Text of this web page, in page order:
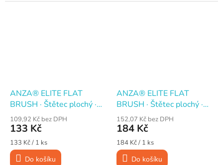
ANZA® ELITE FLAT
BRUSH · Štětec plochý ·
35 mm
109,92 Kč bez DPH
133 Kč
Měrná
cena:
133 Kč / 1 ks
Do košíku
ANZA® ELITE FLAT
BRUSH · Štětec plochý ·
50 mm
152,07 Kč bez DPH
184 Kč
Měrná
cena:
184 Kč / 1 ks
Do košíku